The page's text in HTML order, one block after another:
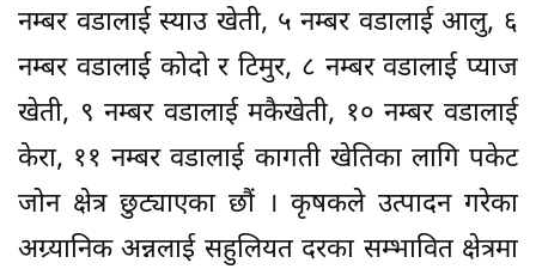
नम्बर वडालाई स्याउ खेती, ५ नम्बर वडालाई आलु, ६
नम्बर वडालाई कोदो र टिमुर, ८ नम्बर वडालाई प्याज
खेती, ९ नम्बर वडालाई मकैखेती, १० नम्बर वडालाई
केरा, ११ नम्बर वडालाई कागती खेतिका लागि पकेट
जोन क्षेत्र छुट्याएका छौं । कृषकले उत्पादन गरेका
अग्र्यानिक अन्नलाई सहुलियत दरका सम्भावित क्षेत्रमा